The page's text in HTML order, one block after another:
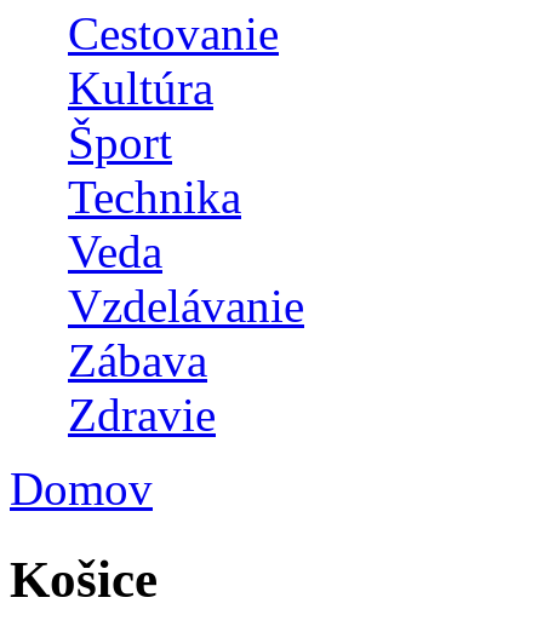
Cestovanie
Kultúra
Šport
Technika
Veda
Vzdelávanie
Zábava
Zdravie
Nachádzate sa tu
Domov
Košice